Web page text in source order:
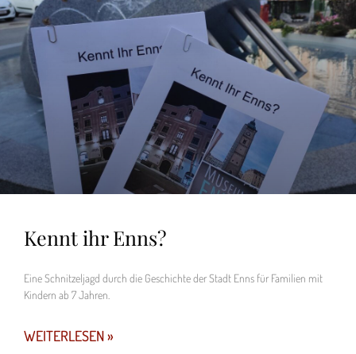
Kennt ihr Enns?
Eine Schnitzeljagd durch die Geschichte der Stadt Enns für Familien mit
Kindern ab 7 Jahren.
WEITERLESEN »